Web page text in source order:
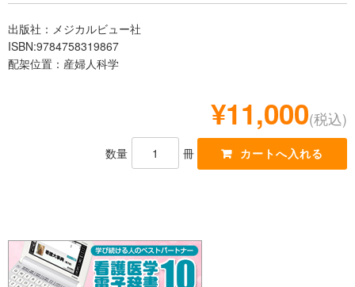
出版社：メジカルビュー社
ISBN:9784758319867
配架位置：産婦人科学
¥11,000(税込)
数量 冊